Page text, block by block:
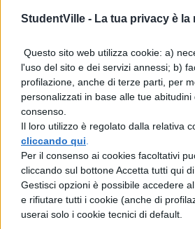
StudentVille - La tua privacy è
Questo sito web utilizza cookie: a)
l'uso del sito e dei servizi annessi; b)
profilazione, anche di terze parti, per
personalizzati in base alle tue
consenso.
Il loro utilizzo è regolato dalla relativa
cliccando qui
Per il consenso ai cookies facoltativi
cliccando sul bottone Accetta tutti qui
Gestisci opzioni è possibile accedere
e rifiutare tutti i cookie (anche di
userai solo i cookie tecnici di default.